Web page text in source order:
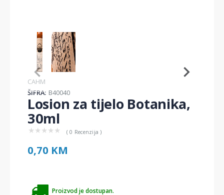
Item
1
of
2
CAHM
ŠIFRA: B40040
Losion za tijelo Botanika,
30ml
★ ★ ★ ★ ★ ( 0 Recenzija )
0,70 KM
Proizvod je dostupan.